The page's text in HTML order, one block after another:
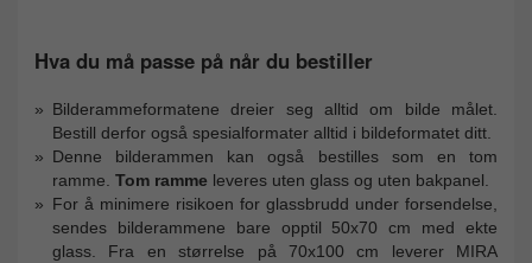
Hva du må passe på når du bestiller
Bilderammeformatene dreier seg alltid om bilde målet.
Bestill derfor også spesialformater alltid i bildeformatet ditt.
Denne bilderammen kan også bestilles som en tom
ramme. Tom ramme leveres uten glass og uten bakpanel.
For å minimere risikoen for glassbrudd under forsendelse,
sendes bilderammene bare opptil 50x70 cm med ekte
glass. Fra en størrelse på 70x100 cm leverer MIRA